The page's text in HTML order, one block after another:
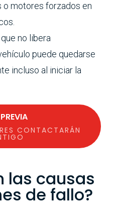
o motores forzados en
no libera
puede quedarse
incluso al iniciar la
CONTACTARÁN
las causas
de fallo?